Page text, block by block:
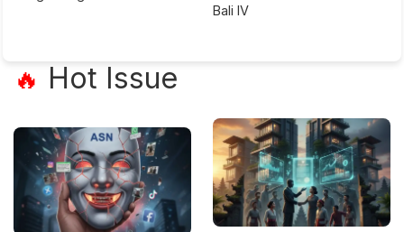
Bali IV
🔥 Hot Issue